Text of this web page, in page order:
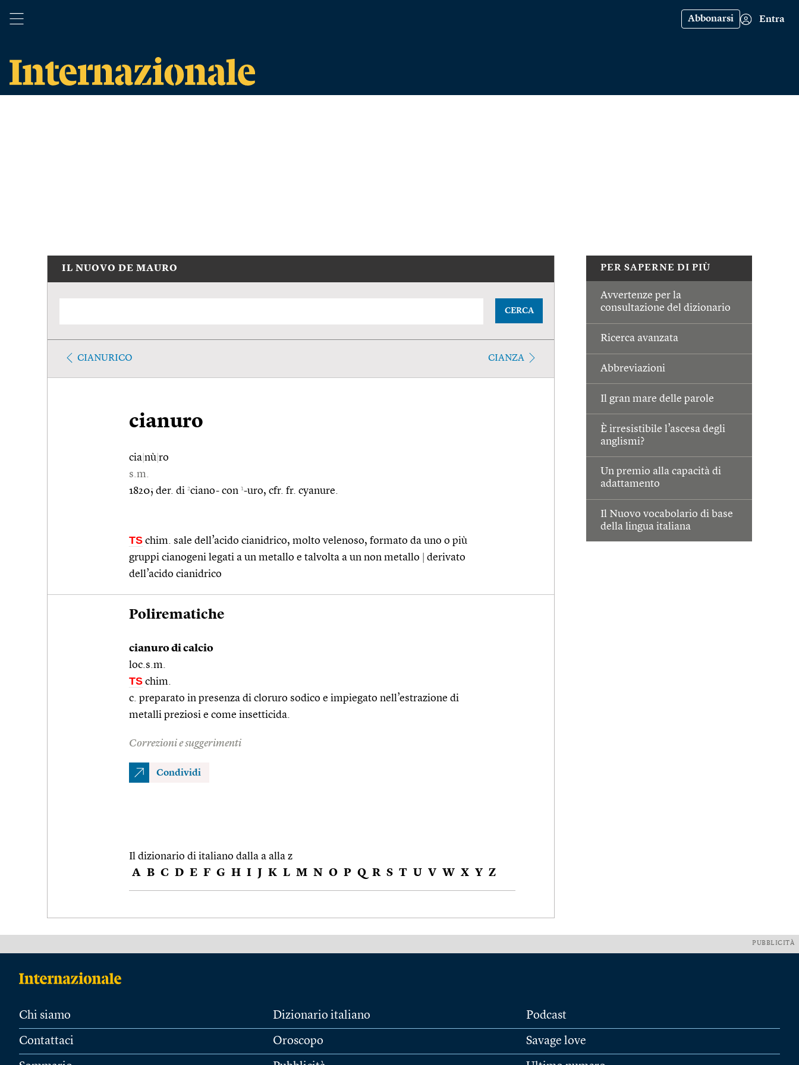
Abbonarsi Entra
PER SAPERNE DI PIÙ
Avvertenze per la
consultazione del dizionario
Ricerca avanzata
Abbreviazioni
Il gran mare delle parole
È irresistibile l’ascesa degli
anglismi?
Un premio alla capacità di
adattamento
Il Nuovo vocabolario di base
della lingua italiana
IL NUOVO DE MAURO
CERCA
CIANURICO CIANZA
cianuro
cia nù ro
s.m.
1820; der. di 2ciano- con 1-uro, cfr. fr. cyanure.
TS chim. sale dell’acido cianidrico, molto velenoso, formato da uno o più
gruppi cianogeni legati a un metallo e talvolta a un non metallo
derivato
dell’acido cianidrico
Polirematiche
cianuro di calcio
loc.s.m.
TS chim.
c. preparato in presenza di cloruro sodico e impiegato nell’estrazione di
metalli preziosi e come insetticida.
Correzioni e suggerimenti
Condividi
Il dizionario di italiano dalla a alla z
A B C D E F G H I J K L M N O P Q R S T U V W X Y Z
PUBBLICITÀ
Chi siamo
Contattaci
Dizionario italiano
Oroscopo
Podcast
Savage love